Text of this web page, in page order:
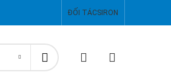
ĐỐI TÁCSIRON